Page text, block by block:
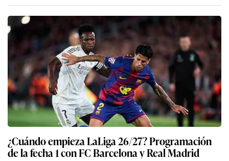
¿Cuándo empieza LaLiga 26/27? Programación
de la fecha 1 con FC Barcelona y Real Madrid